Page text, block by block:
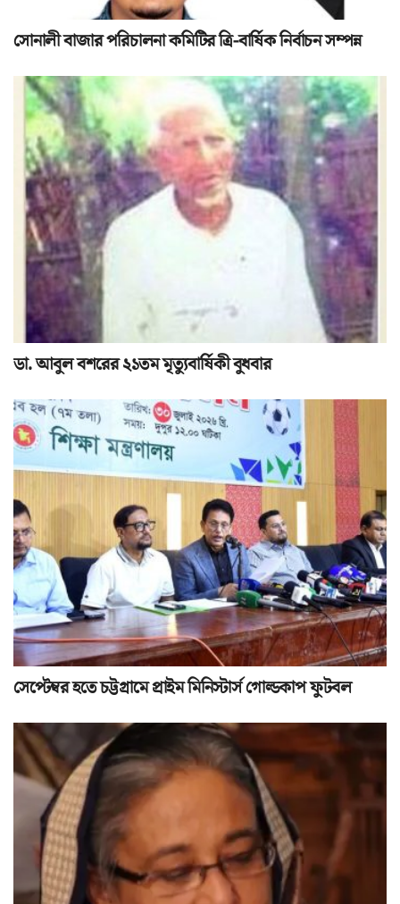
সোনালী বাজার পরিচালনা কমিটির ত্রি-বার্ষিক নির্বাচন সম্পন্ন
ডা. আবুল বশরের ২১তম মৃত্যুবার্ষিকী বুধবার
সেপ্টেম্বর হতে চট্টগ্রামে প্রাইম মিনিস্টার্স গোল্ডকাপ ফুটবল